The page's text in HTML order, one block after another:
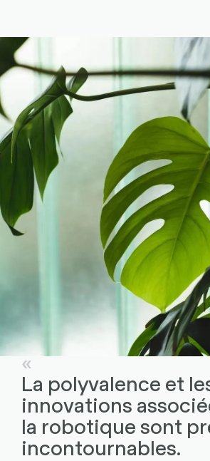
La polyvalence et
innovations
la robotique sont
incontournables.